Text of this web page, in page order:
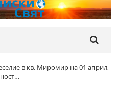
в кв. Миромир на 01 април,